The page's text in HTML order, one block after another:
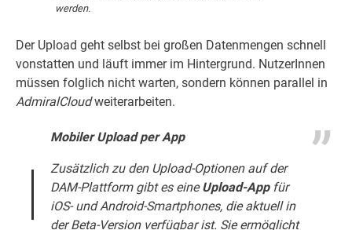
werden.
Der Upload geht selbst bei großen Datenmengen schnell
vonstatten und läuft immer im Hintergrund. NutzerInnen
müssen folglich nicht warten, sondern können parallel in
AdmiralCloudweiterarbeiten.
Mobiler Upload per App
Zusätzlich zu den Upload-Optionen auf der
DAM-Plattform gibt es eineUpload-Appfür
iOS- undAndroid-Smartphones, die aktuell in
der Beta-Version verfügbar ist. Sie ermöglicht